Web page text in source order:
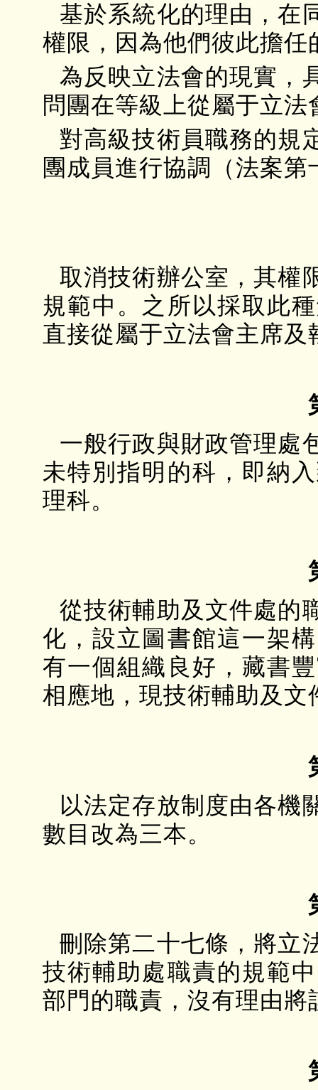
基於系統化的理由，在
權限，因為他們彼此擔任
為反映立法會的現實，
問團在等級上從屬于立
對高級技術員職務的規
團成員進行協調（法案
取消技術辦公室，其權
規範中。之所以採取此
直接從屬于立法會主席及
一般行政與財政管理處
未特別指明的科，即納
理科。
從技術輔助及文件處的
化，設立圖書館這一架
有一個組織良好，藏書
相應地，現技術輔助及
以法定存放制度由各機
數目改為三本。
刪除第二十七條，將立
技術輔助處職責的規範
部門的職責，沒有理由